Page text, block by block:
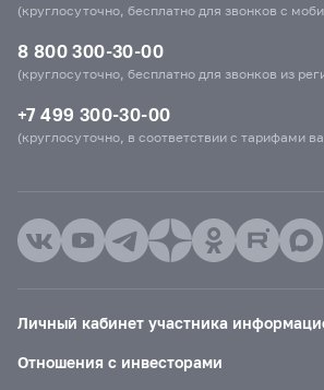
(круглосуточно, бесплатно для звонков с
8 800 300-30-00
(круглосуточно, бесплатно для звонков из
+7 499 300-30-00
(круглосуточно, в соответствии с тарифами
Личный кабинет участника
Отношения с инвесторами